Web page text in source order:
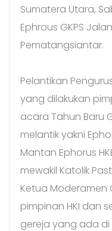
Sumatera Utara,
Ephrous GKPS
Pematangsiantar.
Pelantikan
yang dilakukan
acara Tahun Baru
melantik yakni
Mantan Ephorus
mewakil Katolik
Ketua Moderamen
pimpinan HKI dan
gereja yang ada di